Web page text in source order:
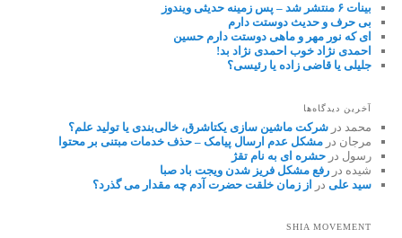
بینات ۶ منتشر شد – پس زمینه حدیثی ویندوز
بی حرف و حدیث دوستت دارم
ای که نور مهر و ماهی دوستت دارم حسین
احمدی نژاد خوب احمدی نژاد بد!
جلیلی یا قاضی زاده یا رئیسی؟
آخرین دیدگاه‌ها
محمد درشرکت ماشین سازی یکتاشرق، خالی‌بندی یا تولید علم؟
مرجان درمشکل عدم ارسال پیامک – حذف خدمات مبتنی بر محتوا
رسول درحشره ای به نام تقژ
شیده دررفع مشکل فریز شدن ویجت باد صبا
سید علی در از زمان خلقت حضرت آدم چه مقدار می گذرد؟
SHIA MOVEMENT